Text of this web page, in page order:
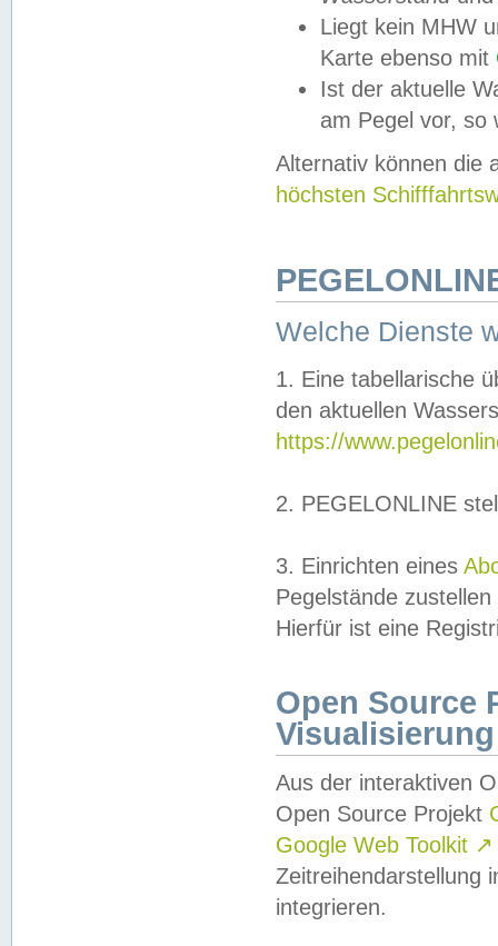
Liegt kein MHW
Karte ebenso mit
Ist der aktuelle
am Pegel vor,
Alternativ können die
höchsten
Welche Dienste
1. Eine tabellarische
den aktuellen
https://
2. PEGELONLINE
3. Einrichten eines
Pegelstände
Hierfür ist eine
Open Source
Visualisierung
Aus der interaktiven
Open Source Projekt
Google Web Toolkit ↗
Zeitreihendarstellung
integrieren.